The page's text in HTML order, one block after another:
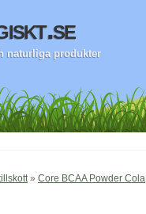
naturliga produkter
» Core BCAA Powder Cola